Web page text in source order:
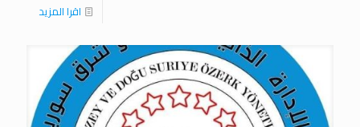
اقرا المزيد